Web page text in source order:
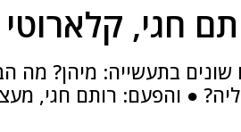
חגי, קלארוטי
בתעשייה: מיהן? מה
● והפעם: רותם חגי,